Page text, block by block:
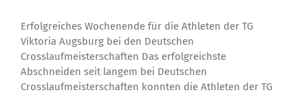
Erfolgreiches Wochenende für die Athleten der TG
Viktoria Augsburg bei den Deutschen
Crosslaufmeisterschaften Das erfolgreichste
Abschneiden seit langem bei Deutschen
Crosslaufmeisterschaften konnten die Athleten der TG